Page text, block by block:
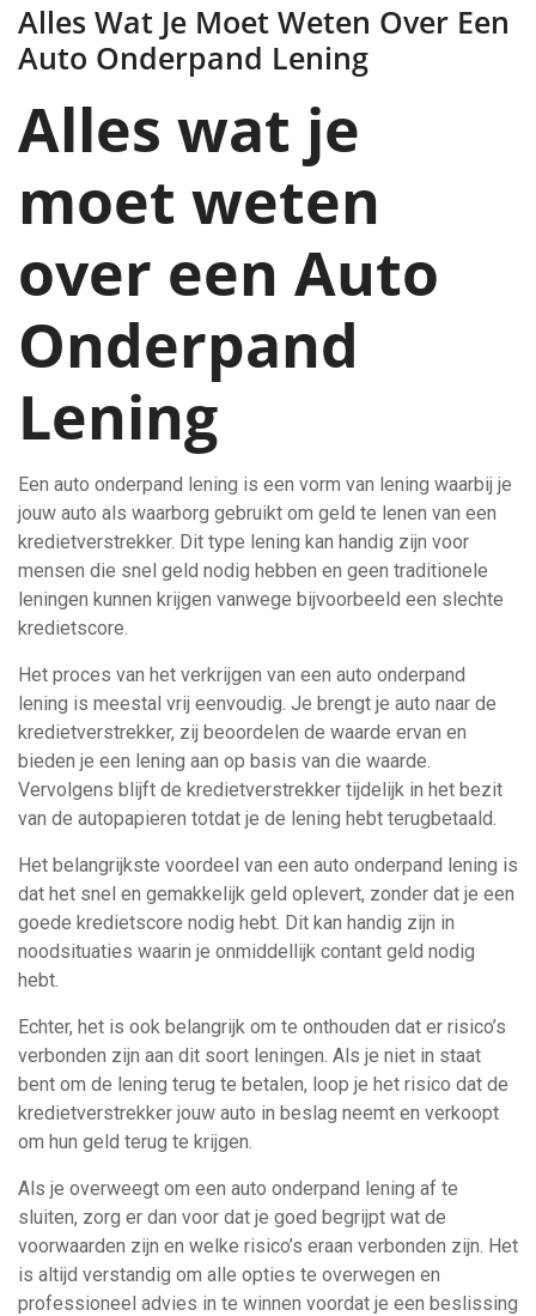
Alles Wat Je Moet Weten Over Een
Auto Onderpand Lening
Alles wat je
moet weten
over een Auto
Onderpand
Lening
Een auto onderpand lening is een vorm van lening waarbij je
jouw auto als waarborg gebruikt om geld te lenen van een
kredietverstrekker. Dit type lening kan handig zijn voor
mensen die snel geld nodig hebben en geen traditionele
leningen kunnen krijgen vanwege bijvoorbeeld een slechte
kredietscore.
Het proces van het verkrijgen van een auto onderpand
lening is meestal vrij eenvoudig. Je brengt je auto naar de
kredietverstrekker, zij beoordelen de waarde ervan en
bieden je een lening aan op basis van die waarde.
Vervolgens blijft de kredietverstrekker tijdelijk in het bezit
van de autopapieren totdat je de lening hebt terugbetaald.
Het belangrijkste voordeel van een auto onderpand lening is
dat het snel en gemakkelijk geld oplevert, zonder dat je een
goede kredietscore nodig hebt. Dit kan handig zijn in
noodsituaties waarin je onmiddellijk contant geld nodig
hebt.
Echter, het is ook belangrijk om te onthouden dat er risico’s
verbonden zijn aan dit soort leningen. Als je niet in staat
bent om de lening terug te betalen, loop je het risico dat de
kredietverstrekker jouw auto in beslag neemt en verkoopt
om hun geld terug te krijgen.
Als je overweegt om een auto onderpand lening af te
sluiten, zorg er dan voor dat je goed begrijpt wat de
voorwaarden zijn en welke risico’s eraan verbonden zijn. Het
is altijd verstandig om alle opties te overwegen en
professioneel advies in te winnen voordat je een beslissing